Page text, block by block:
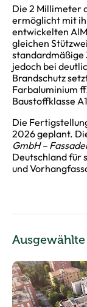
Die 2 Millimeter
ermöglicht mit
entwickelten
gleichen
standardmäßige
jedoch bei
Brandschutz
Farbaluminium
Baustoffklasse
Die
2026 geplant.
GmbH –
Deutschland für
und